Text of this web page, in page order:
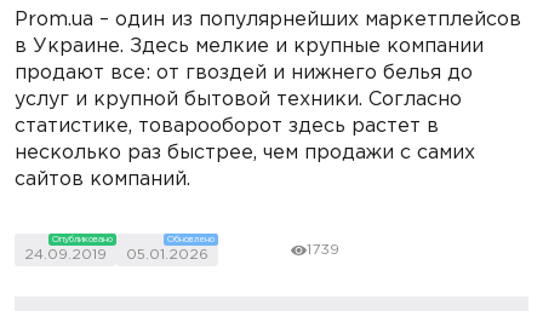
Prom.ua – один из популярнейших маркетплейсов
в Украине. Здесь мелкие и крупные компании
продают все: от гвоздей и нижнего белья до
услуг и крупной бытовой техники. Согласно
статистике, товарооборот здесь растет в
несколько раз быстрее, чем продажи с самих
сайтов компаний.
24.09.2019
Опубликовано
05.01.2026
Обновлено
1739